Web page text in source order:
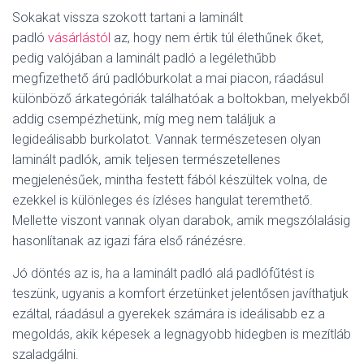
Sokakat vissza szokott tartani a laminált
padló vásárlástól az, hogy nem értik túl élethűnek őket,
pedig valójában a laminált padló a legélethűbb
megfizethető árú padlóburkolat a mai piacon, ráadásul
különböző árkategóriák találhatóak a boltokban, melyekből
addig csempézhetünk, míg meg nem találjuk a
legideálisabb burkolatot. Vannak természetesen olyan
laminált padlók, amik teljesen természetellenes
megjelenésűek, mintha festett fából készültek volna, de
ezekkel is különleges és ízléses hangulat teremthető.
Mellette viszont vannak olyan darabok, amik megszólalásig
hasonlítanak az igazi fára első ránézésre.
Jó döntés az is, ha a laminált padló alá padlófűtést is
teszünk, ugyanis a komfort érzetünket jelentősen javíthatjuk
ezáltal, ráadásul a gyerekek számára is ideálisabb ez a
megoldás, akik képesek a legnagyobb hidegben is mezítláb
szaladgálni.